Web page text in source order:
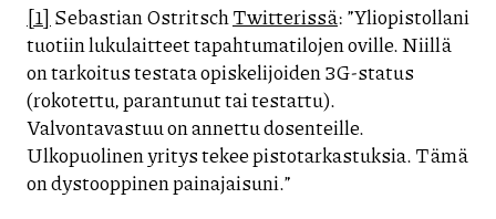
[1] Sebastian OstritschTwitterissä: ”Yliopistollani
tuotiin lukulaitteet tapahtumatilojen oville. Niillä
on tarkoitus testata opiskelijoiden 3G-status
(rokotettu, parantunut tai testattu).
Valvontavastuu on annettu dosenteille.
Ulkopuolinen yritys tekee pistotarkastuksia. Tämä
on dystooppinen painajaisuni.”